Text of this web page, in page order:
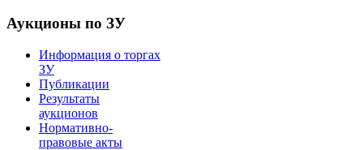
Аукционы по ЗУ
Информация о торгах
ЗУ
Публикации
Результаты
аукционов
Нормативно-
правовые акты